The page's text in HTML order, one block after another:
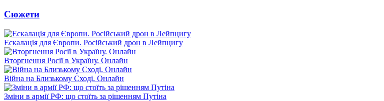
Сюжети
Ескалація для Європи. Російський дрон в Лейпцигу
Вторгнення Росії в Україну. Онлайн
Війна на Близькому Сході. Онлайн
Зміни в армії РФ: що стоїть за рішенням Путіна